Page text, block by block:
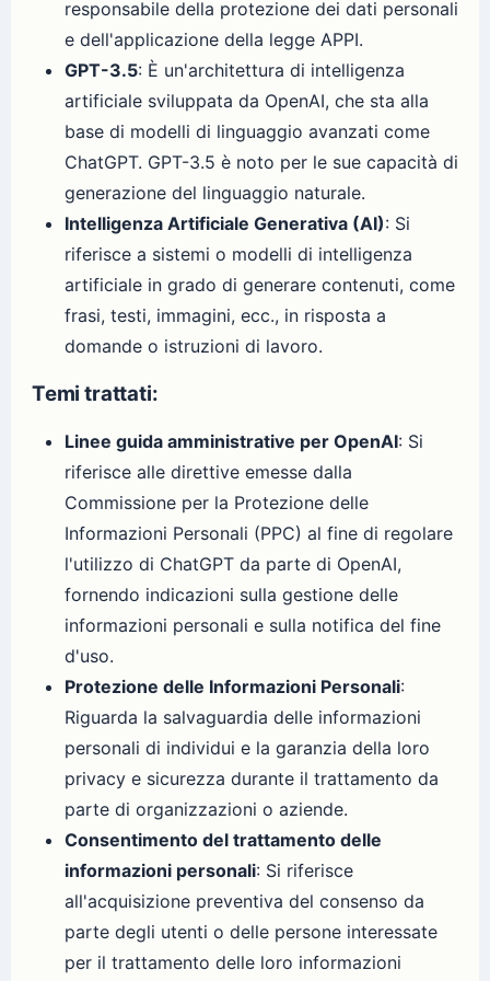
responsabile della protezione dei dati personali
e dell'applicazione della legge APPI.
GPT-3.5: È un'architettura di intelligenza
artificiale sviluppata da OpenAI, che sta alla
base di modelli di linguaggio avanzati come
ChatGPT. GPT-3.5 è noto per le sue capacità di
generazione del linguaggio naturale.
Intelligenza Artificiale Generativa (AI): Si
riferisce a sistemi o modelli di intelligenza
artificiale in grado di generare contenuti, come
frasi, testi, immagini, ecc., in risposta a
domande o istruzioni di lavoro.
Temi trattati:
Linee guida amministrative per OpenAI: Si
riferisce alle direttive emesse dalla
Commissione per la Protezione delle
Informazioni Personali (PPC) al fine di regolare
l'utilizzo di ChatGPT da parte di OpenAI,
fornendo indicazioni sulla gestione delle
informazioni personali e sulla notifica del fine
d'uso.
Protezione delle Informazioni Personali:
Riguarda la salvaguardia delle informazioni
personali di individui e la garanzia della loro
privacy e sicurezza durante il trattamento da
parte di organizzazioni o aziende.
Consentimento del trattamento delle
informazioni personali: Si riferisce
all'acquisizione preventiva del consenso da
parte degli utenti o delle persone interessate
per il trattamento delle loro informazioni